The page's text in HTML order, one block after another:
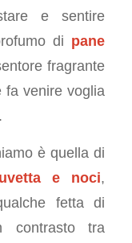
e sentire
di pane
fragrante
venire voglia
è quella di
e noci,
fetta di
contrasto tra